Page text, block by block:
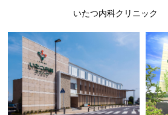
いたつ内科クリニック